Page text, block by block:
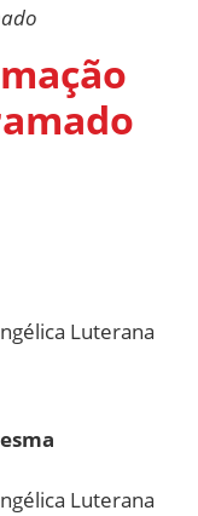
Luterana
Luterana